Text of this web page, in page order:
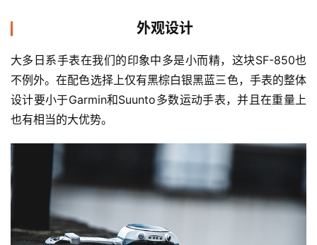
外观设计
大多日系手表在我们的印象中多是小而精，这块SF-850也
不例外。在配色选择上仅有黑棕白银黑蓝三色，手表的整体
设计要小于Garmin和Suunto多数运动手表，并且在重量上
也有相当的大优势。